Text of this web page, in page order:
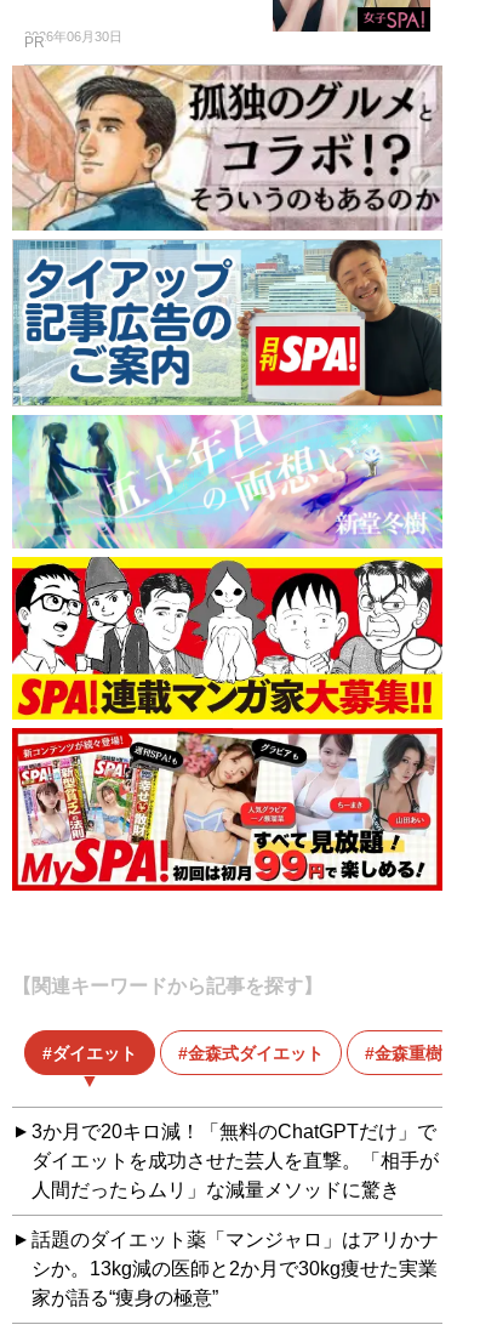
2026年06月30日
PR
【関連キーワードから記事を探す】
ダイエット 金森式ダイエット 金森重樹
3か月で20キロ減！「無料のChatGPTだけ」で
ダイエットを成功させた芸人を直撃。「相手が
人間だったらムリ」な減量メソッドに驚き
話題のダイエット薬「マンジャロ」はアリかナ
シか。13kg減の医師と2か月で30kg痩せた実業
家が語る“痩身の極意”